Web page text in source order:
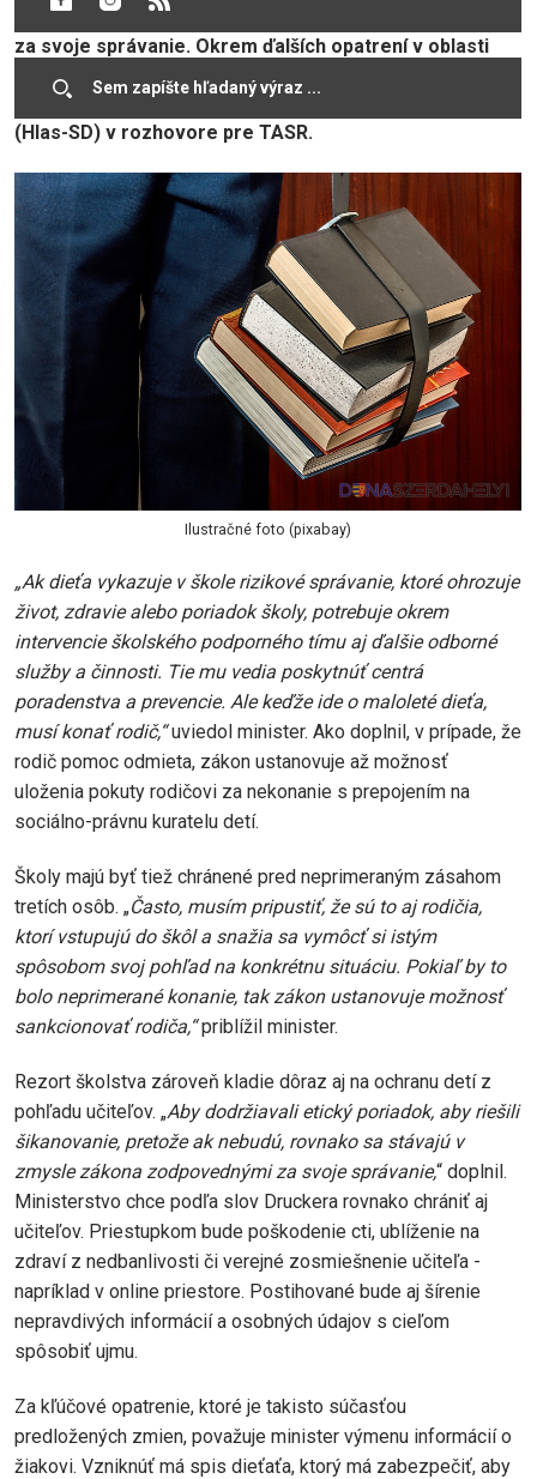
mali riešiť šikanovanie, inak budú niesť zodpovednosť
za svoje správanie. Okrem ďalších opatrení v oblasti
bezpečnosti škôl má vzniknúť aj „spis dieťaťa“. Vyplýva
to z vyjadrení ministra školstva Tomáša Druckera
(Hlas-SD) v rozhovore pre TASR.
Ilustračné foto (pixabay)
„Ak dieťa vykazuje v škole rizikové správanie, ktoré ohrozuje
život, zdravie alebo poriadok školy, potrebuje okrem
intervencie školského podporného tímu aj ďalšie odborné
služby a činnosti. Tie mu vedia poskytnúť centrá
poradenstva a prevencie. Ale keďže ide o maloleté dieťa,
musí konať rodič,“uviedol minister. Ako doplnil, v prípade, že
rodič pomoc odmieta, zákon ustanovuje až možnosť
uloženia pokuty rodičovi za nekonanie s prepojením na
sociálno-právnu kuratelu detí.
Školy majú byť tiež chránené pred neprimeraným zásahom
tretích osôb. „Často, musím pripustiť, že sú to aj rodičia,
ktorí vstupujú do škôl a snažia sa vymôcť si istým
spôsobom svoj pohľad na konkrétnu situáciu. Pokiaľ by to
bolo neprimerané konanie, tak zákon ustanovuje možnosť
sankcionovať rodiča,“priblížil minister.
Rezort školstva zároveň kladie dôraz aj na ochranu detí z
pohľadu učiteľov. „Aby dodržiavali etický poriadok, aby riešili
šikanovanie, pretože ak nebudú, rovnako sa stávajú v
zmysle zákona zodpovednými za svoje správanie,“ doplnil.
Ministerstvo chce podľa slov Druckera rovnako chrániť aj
učiteľov. Priestupkom bude poškodenie cti, ublíženie na
zdraví z nedbanlivosti či verejné zosmiešnenie učiteľa -
napríklad v online priestore. Postihované bude aj šírenie
nepravdivých informácií a osobných údajov s cieľom
spôsobiť ujmu.
Za kľúčové opatrenie, ktoré je takisto súčasťou
predložených zmien, považuje minister výmenu informácií o
žiakovi. Vzniknúť má spis dieťaťa, ktorý má zabezpečiť, aby